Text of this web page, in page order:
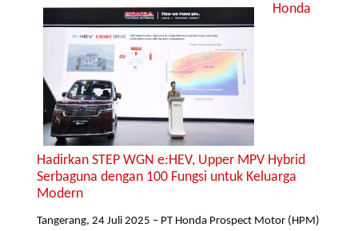
Honda
Hadirkan STEP WGN e:HEV, Upper MPV Hybrid
Serbaguna dengan 100 Fungsi untuk Keluarga
Modern
Tangerang, 24 Juli 2025 – PT Honda Prospect Motor (HPM)